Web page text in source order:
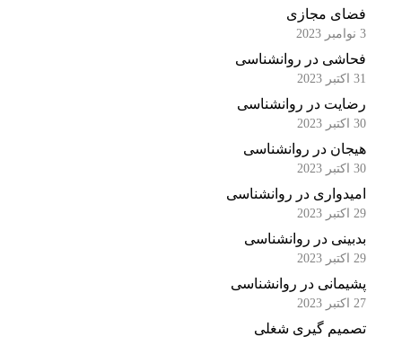
فضای مجازی
فحاشی در روانشناسی
رضایت در روانشناسی
هیجان در روانشناسی
امیدواری در روانشناسی
بدبینی در روانشناسی
پشیمانی در روانشناسی
تصمیم گیری شغلی